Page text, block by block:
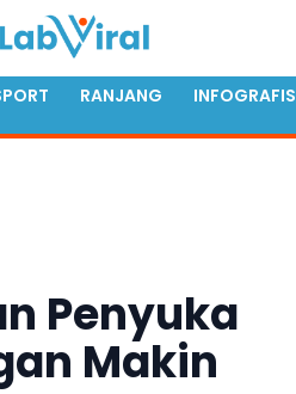
RANJANG INFOGRAFIS
Penyuka
Makin